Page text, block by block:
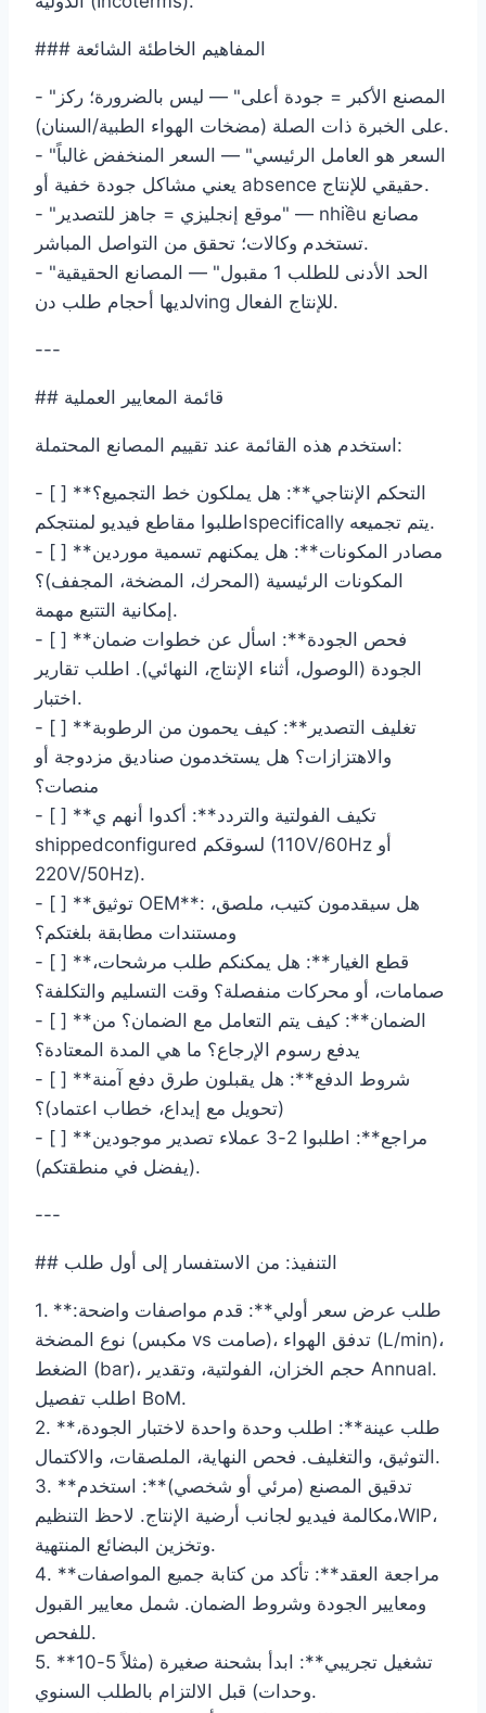
### المفاهيم الخاطئة الشائعة
- "المصنع الأكبر = جودة أعلى" — ليس بالضرورة؛ ركز
على الخبرة ذات الصلة (مضخات الهواء الطبية/السنان).
- "السعر هو العامل الرئيسي" — السعر المنخفض غالباً
يعني مشاكل جودة خفية أو absence حقيقي للإنتاج.
- "موقع إنجليزي = جاهز للتصدير" — nhiều مصانع
تستخدم وكالات؛ تحقق من التواصل المباشر.
- "الحد الأدنى للطلب 1 مقبول" — المصانع الحقيقية
لديها أحجام طلب دنving للإنتاج الفعال.
---
## قائمة المعايير العملية
استخدم هذه القائمة عند تقييم المصانع المحتملة:
- [ ] **التحكم الإنتاجي**: هل يملكون خط التجميع؟
اطلبوا مقاطع فيديو لمنتجكمspecifically يتم تجميعه.
- [ ] **مصادر المكونات**: هل يمكنهم تسمية موردين
المكونات الرئيسية (المحرك، المضخة، المجفف)؟
إمكانية التتبع مهمة.
- [ ] **فحص الجودة**: اسأل عن خطوات ضمان
الجودة (الوصول، أثناء الإنتاج، النهائي). اطلب تقارير
اختبار.
- [ ] **تغليف التصدير**: كيف يحمون من الرطوبة
والاهتزازات؟ هل يستخدمون صناديق مزدوجة أو
منصات؟
- [ ] **تكيف الفولتية والتردد**: أكدوا أنهم ي
shippedconfigured لسوقكم (110V/60Hz أو
220V/50Hz).
- [ ] **توثيق OEM**: هل سيقدمون كتيب، ملصق،
ومستندات مطابقة بلغتكم؟
- [ ] **قطع الغيار**: هل يمكنكم طلب مرشحات،
صمامات، أو محركات منفصلة؟ وقت التسليم والتكلفة؟
- [ ] **الضمان**: كيف يتم التعامل مع الضمان؟ من
يدفع رسوم الإرجاع؟ ما هي المدة المعتادة؟
- [ ] **شروط الدفع**: هل يقبلون طرق دفع آمنة
(تحويل مع إيداع، خطاب اعتماد)؟
- [ ] **مراجع**: اطلبوا 2-3 عملاء تصدير موجودين
(يفضل في منطقتكم).
---
## التنفيذ: من الاستفسار إلى أول طلب
1. **طلب عرض سعر أولي**: قدم مواصفات واضحة:
نوع المضخة (مكبس vs صامت)، تدفق الهواء (L/min)،
الضغط (bar)، حجم الخزان، الفولتية، وتقدير Annual.
اطلب تفصيل BoM.
2. **طلب عينة**: اطلب وحدة واحدة لاختبار الجودة،
التوثيق، والتغليف. فحص النهاية، الملصقات، والاكتمال.
3. **تدقيق المصنع (مرئي أو شخصي)**: استخدم
مكالمة فيديو لجانب أرضية الإنتاج. لاحظ التنظيم،WIP،
وتخزين البضائع المنتهية.
4. **مراجعة العقد**: تأكد من كتابة جميع المواصفات
ومعايير الجودة وشروط الضمان. شمل معايير القبول
للفحص.
5. **تشغيل تجريبي**: ابدأ بشحنة صغيرة (مثلاً 5-10
وحدات) قبل الالتزام بالطلب السنوي.